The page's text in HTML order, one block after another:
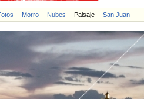
Morro Nubes Paisaje San Juan